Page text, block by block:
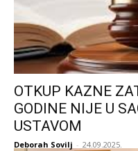
OTKUP KAZNE
GODINE NIJE U
USTAVOM
Deborah Sovilj - 24.09.2025.